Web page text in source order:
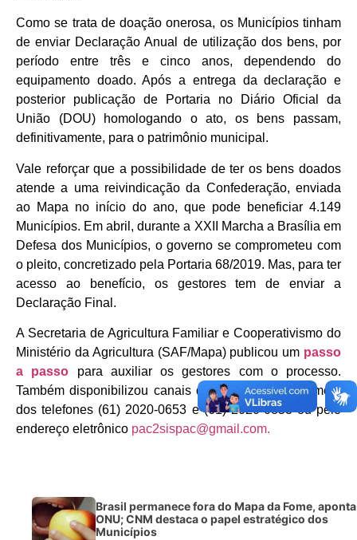
Como se trata de doação onerosa, os Municípios tinham
de enviar Declaração Anual de utilização dos bens, por
período entre três e cinco anos, dependendo do
equipamento doado. Após a entrega da declaração e
posterior publicação de Portaria no Diário Oficial da
União (DOU) homologando o ato, os bens passam,
definitivamente, para o patrimônio municipal.
Vale reforçar que a possibilidade de ter os bens doados
atende a uma reivindicação da Confederação, enviada
ao Mapa no início do ano, que pode beneficiar 4.149
Municípios. Em abril, durante a XXII Marcha a Brasília em
Defesa dos Municípios, o governo se comprometeu com
o pleito, concretizado pela Portaria 68/2019. Mas, para ter
acesso ao benefício, os gestores tem de enviar a
Declaração Final.
A Secretaria de Agricultura Familiar e Cooperativismo do
Ministério da Agricultura (SAF/Mapa) publicou um passo
a passo
para auxiliar os gestores com o processo.
Também disponibilizou canais de informações por meio
dos telefones (61) 2020-0653 e (61) 2020-0853 ou pelo
endereço eletrônico pac2sispac@gmail.com.
Brasil permanece fora do Mapa da Fome, aponta
ONU; CNM destaca o papel estratégico dos
Municípios